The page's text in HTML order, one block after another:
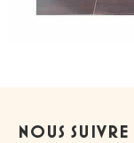
NOUS SUIVRE